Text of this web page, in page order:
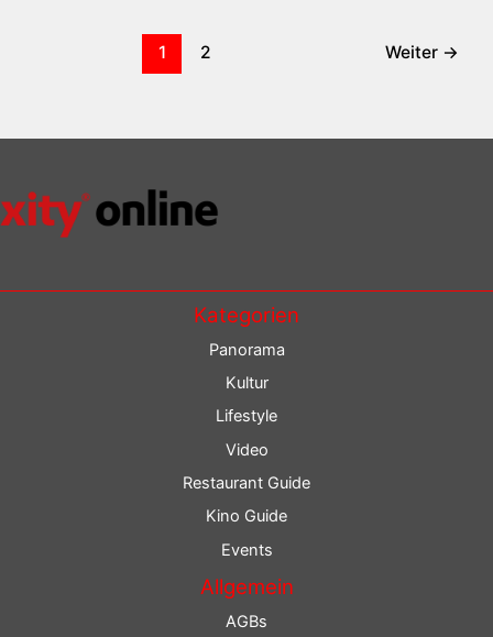
1 2 Weiter →
Kategorien
Panorama
Kultur
Lifestyle
Video
Restaurant Guide
Kino Guide
Events
Allgemein
AGBs